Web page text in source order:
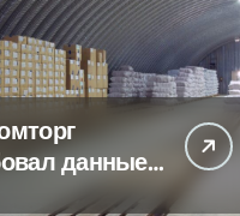
данные
с военной